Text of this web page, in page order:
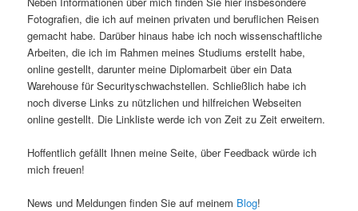
Fotografien, die ich auf meinen privaten und beruflichen Reisen
gemacht habe. Darüber hinaus habe ich noch wissenschaftliche
Arbeiten, die ich im Rahmen meines Studiums erstellt habe,
online gestellt, darunter meine Diplomarbeit über ein Data
Warehouse für Securityschwachstellen. Schließlich habe ich
noch diverse Links zu nützlichen und hilfreichen Webseiten
online gestellt. Die Linkliste werde ich von Zeit zu Zeit erweitern.
Hoffentlich gefällt Ihnen meine Seite, über Feedback würde ich
mich freuen!
News und Meldungen finden Sie auf meinem Blog!